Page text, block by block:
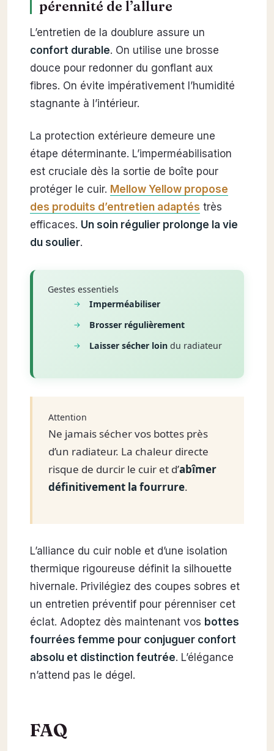
pérennité de l’allure
L’entretien de la doublure assure un
confort durable. On utilise une brosse
douce pour redonner du gonflant aux
fibres. On évite impérativement l’humidité
stagnante à l’intérieur.
La protection extérieure demeure une
étape déterminante. L’imperméabilisation
est cruciale dès la sortie de boîte pour
protéger le cuir. Mellow Yellow propose
des produits d’entretien adaptés très
efficaces. Un soin régulier prolonge la vie
du soulier.
Gestes essentiels
Imperméabiliser
Brosser régulièrement
Laisser sécher loin du radiateur
Attention
Ne jamais sécher vos bottes près
d’un radiateur. La chaleur directe
risque de durcir le cuir et d’abîmer
définitivement la fourrure.
L’alliance du cuir noble et d’une isolation
thermique rigoureuse définit la silhouette
hivernale. Privilégiez des coupes sobres et
un entretien préventif pour pérenniser cet
éclat. Adoptez dès maintenant vos bottes
fourrées femme pour conjuguer confort
absolu et distinction feutrée. L’élégance
n’attend pas le dégel.
FAQ